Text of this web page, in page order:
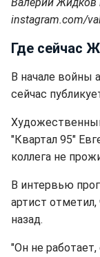
Валерий Жидков
instagram.com/
Где сейчас
В начале войны
сейчас
"Квартал 95"
коллега не
В интервью
артист
назад.
"Он не